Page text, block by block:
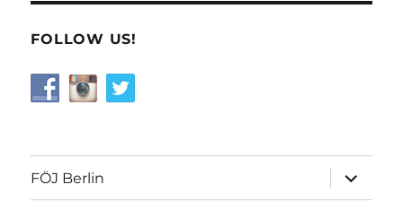
FOLLOW US!
FÖJ Berlin
öffnen